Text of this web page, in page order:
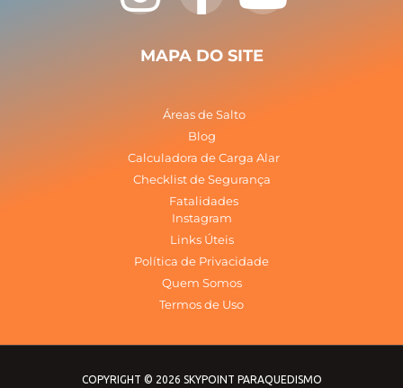
n
s
a
g
r
a
m
a
c
e
b
o
o
k
-
o
u
u
b
MAPA DO SITE
Áreas de Salto
Blog
Calculadora de Carga Alar
Checklist de Segurança
Fatalidades
Instagram
Links Úteis
Política de Privacidade
Quem Somos
Termos de Uso
COPYRIGHT © 2026 SKYPOINT PARAQUEDISMO